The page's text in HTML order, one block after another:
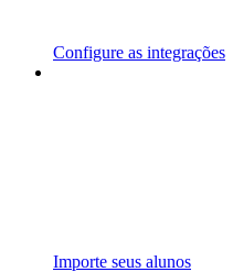
Configure as integrações
Importe seus alunos